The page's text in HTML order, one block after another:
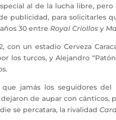
al de la lucha libre,
publicidad, para solicitarles
30 entre Royal Criollos y
un estadio Cerveza
los turcos, y Alejandro
jamás los seguidores del
de aupar con
se percatara, la rivalidad